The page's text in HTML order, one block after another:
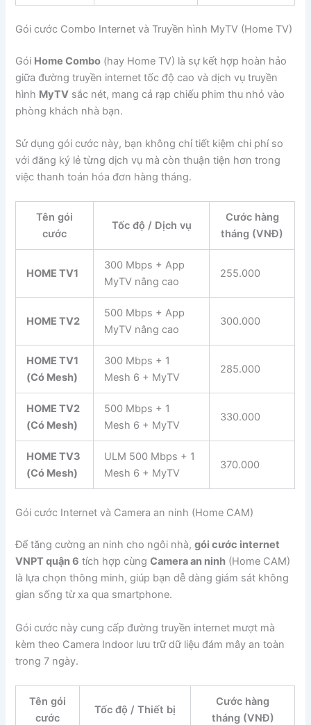
Gói cước Combo Internet và Truyền hình MyTV (Home TV)
Gói Home Combo (hay Home TV) là sự kết hợp hoàn hảo
giữa đường truyền internet tốc độ cao và dịch vụ truyền
hình MyTV sắc nét, mang cả rạp chiếu phim thu nhỏ vào
phòng khách nhà bạn.
Sử dụng gói cước này, bạn không chỉ tiết kiệm chi phí so
với đăng ký lẻ từng dịch vụ mà còn thuận tiện hơn trong
việc thanh toán hóa đơn hàng tháng.
Tên gói
cước
Tốc độ / Dịch vụ
Cước hàng
tháng (VNĐ)
HOME TV1
300 Mbps + App
MyTV nâng cao
255.000
HOME TV2
500 Mbps + App
MyTV nâng cao
300.000
HOME TV1
(Có Mesh)
300 Mbps + 1
Mesh 6 + MyTV
285.000
HOME TV2
(Có Mesh)
500 Mbps + 1
Mesh 6 + MyTV
330.000
HOME TV3
(Có Mesh)
ULM 500 Mbps + 1
Mesh 6 + MyTV
370.000
Gói cước Internet và Camera an ninh (Home CAM)
Để tăng cường an ninh cho ngôi nhà,gói cước internet
VNPT quận 6 tích hợp cùngCamera an ninh (Home CAM)
là lựa chọn thông minh, giúp bạn dễ dàng giám sát không
gian sống từ xa qua smartphone.
Gói cước này cung cấp đường truyền internet mượt mà
kèm theo Camera Indoor lưu trữ dữ liệu đám mây an toàn
trong 7 ngày.
Tên gói
cước
Tốc độ / Thiết bị
Cước hàng
tháng (VNĐ)